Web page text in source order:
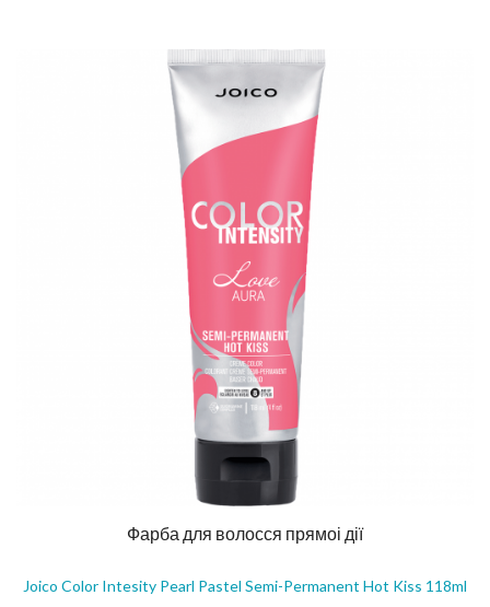
Фарба для волосся прямоі дії
Joico Color Intesity Pearl Pastel Semi-Permanent Hot Kiss 118ml